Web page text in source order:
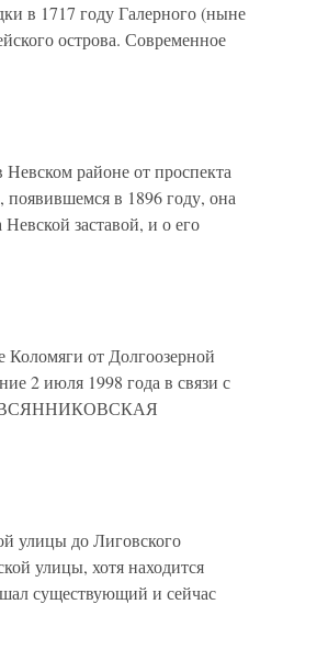
в 1717 году Галерного (ныне
острова. Современное
районе от проспекта
в 1896 году, она
заставой, и о его
от Долгоозерной
2 июля 1998 года в связи с
до Лиговского
улицы, хотя находится
существующий и сейчас